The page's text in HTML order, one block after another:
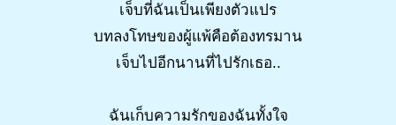
เจ็บที่ฉันเป็นเพียงตัวแปร
บทลงโทษของผู้แพ้คือต้องทรมาน
เจ็บไปอีกนานที่ไปรักเธอ..
ฉันเก็บความรักของฉันทั้งใจ